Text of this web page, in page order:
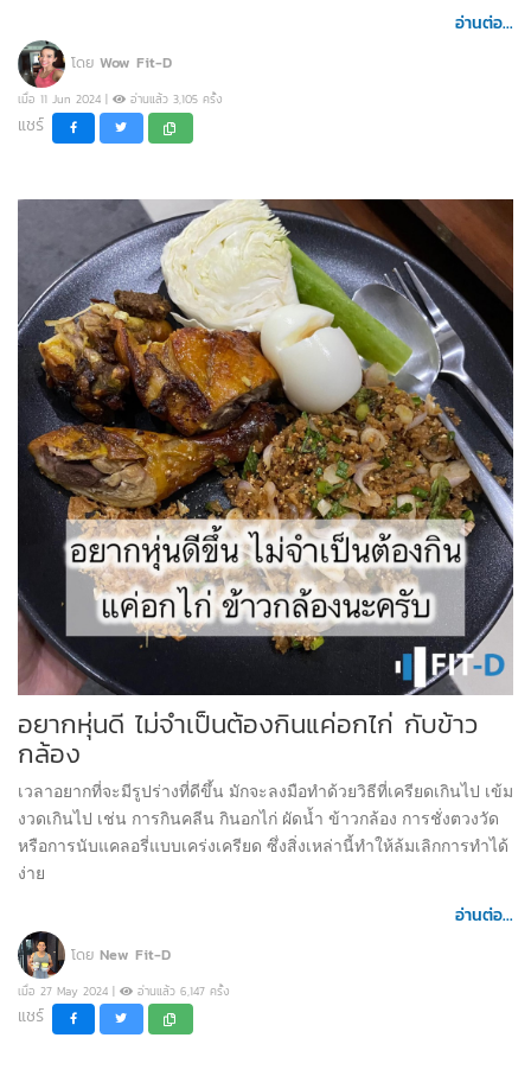
อ่านต่อ...
โดย Wow Fit-D
เมื่อ 11 Jun 2024 | อ่านแล้ว 3,105 ครั้ง
แชร์
อยากหุ่นดี ไม่จำเป็นต้องกินแค่อกไก่ กับข้าว
กล้อง
เวลาอยากที่จะมีรูปร่างที่ดีขึ้น มักจะลงมือทำด้วยวิธีที่เครียดเกินไป เข้ม
งวดเกินไป เช่น การกินคลีน กินอกไก่ ผัดน้ำ ข้าวกล้อง การชั่งตวงวัด
หรือการนับแคลอรี่แบบเคร่งเครียด ซึ่งสิ่งเหล่านี้ทำให้ล้มเลิกการทำได้
ง่าย
อ่านต่อ...
โดย New Fit-D
เมื่อ 27 May 2024 | อ่านแล้ว 6,147 ครั้ง
แชร์